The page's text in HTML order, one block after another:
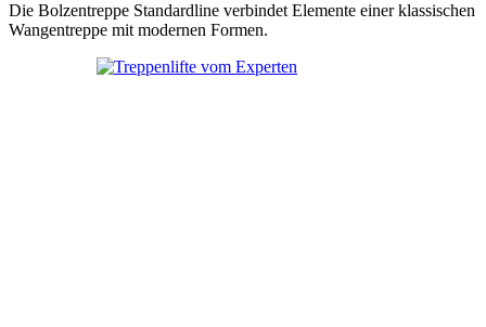
Die Bolzentreppe Standardline verbindet Elemente einer klassischen
Wangentreppe mit modernen Formen.